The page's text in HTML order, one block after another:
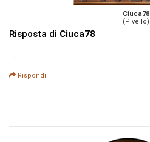
Ciuca78
(Pivello)
Risposta di Ciuca78
....
Rispondi